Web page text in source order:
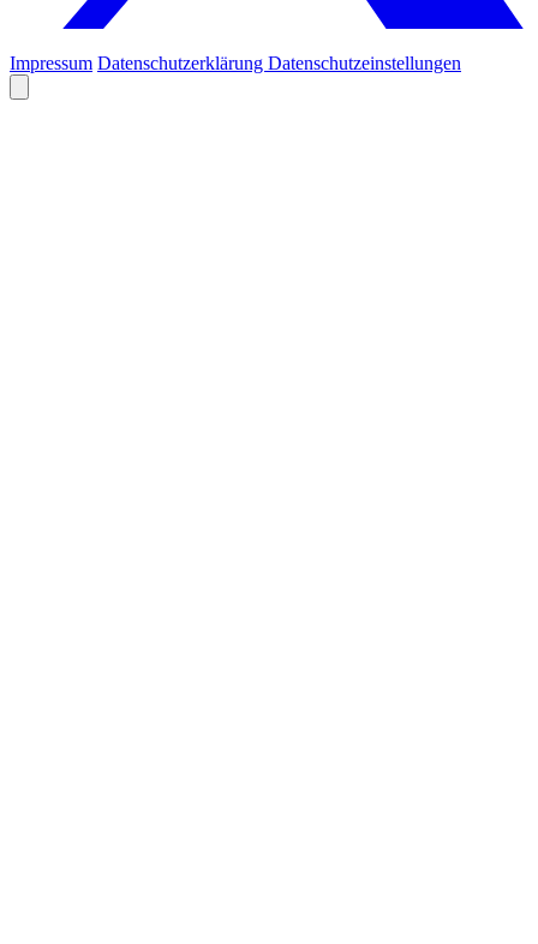
Impressum Datenschutzerklärung Datenschutzeinstellungen